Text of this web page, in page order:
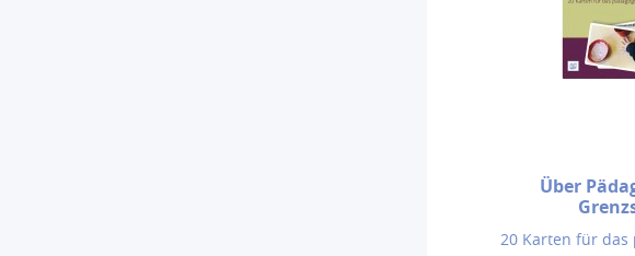
Über
20 Karten für das